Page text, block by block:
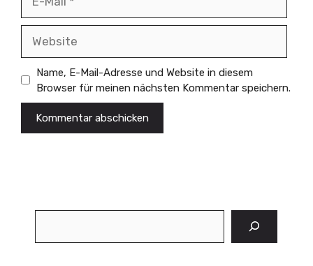
Mail
Name, E-Mail-Adresse und Website in diesem
Browser für meinen nächsten Kommentar speichern.